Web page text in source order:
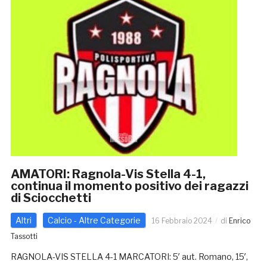
AMATORI: Ragnola-Vis Stella 4-1,
continua il momento positivo dei ragazzi
di Sciocchetti
Altri Calcio - Altre Categorie 16 Febbraio 2024 di Enrico
Tassotti
RAGNOLA-VIS STELLA 4-1 MARCATORI: 5′ aut. Romano, 15′,